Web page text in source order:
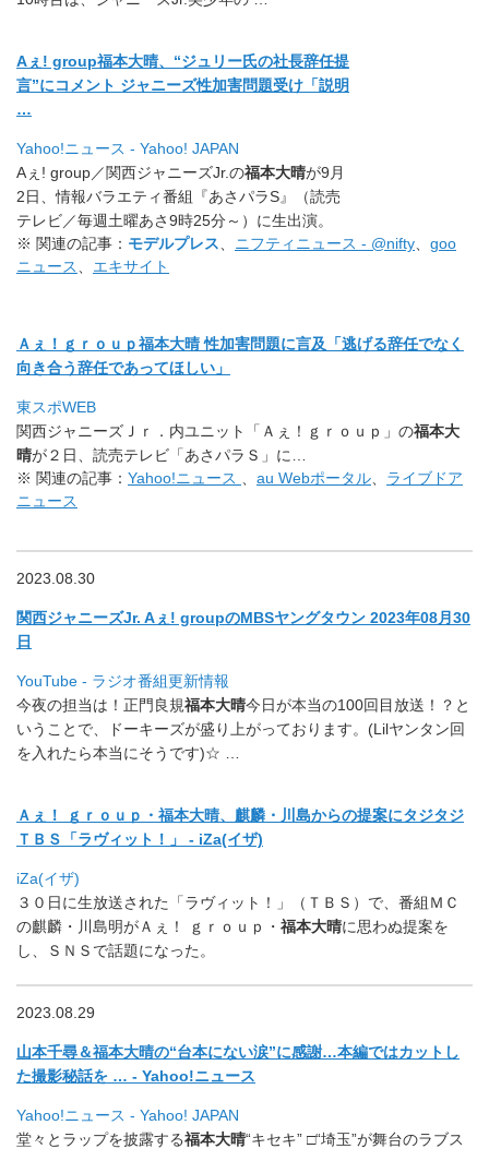
Aぇ! group福本大晴、“ジュリー氏の社長辞任提
言”にコメント ジャニーズ性加害問題受け「説明
…
Yahoo!ニュース - Yahoo! JAPAN
Aぇ! group／関西ジャニーズJr.の福本大晴が9月
2日、情報バラエティ番組『あさパラS』（読売
テレビ／毎週土曜あさ9時25分～）に生出演。
※ 関連の記事： モデルプレス、 ニフティニュース - @nifty、 goo
ニュース、 エキサイト
Ａぇ！ｇｒｏｕｐ福本大晴 性加害問題に言及「逃げる辞任でなく
向き合う辞任であってほしい」
東スポWEB
関西ジャニーズＪｒ．内ユニット「Ａぇ！ｇｒｏｕｐ」の福本大
晴が２日、読売テレビ「あさパラＳ」に…
※ 関連の記事： Yahoo!ニュース 、 au Webポータル、 ライブドア
ニュース
2023.08.30
関西ジャニーズJr. Aぇ! groupのMBSヤングタウン 2023年08月30
日
YouTube - ラジオ番組更新情報
今夜の担当は！正門良規福本大晴今日が本当の100回目放送！？ と
いうことで、ドーキーズが盛り上がっております。(Lilヤンタン回
を入れたら本当にそうです)☆ …
Ａぇ！ ｇｒｏｕｐ・福本大晴、麒麟・川島からの提案にタジタジ
ＴＢＳ「ラヴィット！」 - iZa(イザ)
iZa(イザ)
３０日に生放送された「ラヴィット！」（ＴＢＳ）で、 番組ＭＣ
の麒麟・川島明がＡぇ！ ｇｒｏｕｐ・ 福本大晴に思わぬ提案を
し、ＳＮＳで話題になった。
2023.08.29
山本千尋＆福本大晴の“台本にない涙”に感謝…本編ではカットし
た撮影秘話を … - Yahoo!ニュース
Yahoo!ニュース - Yahoo! JAPAN
堂々とラップを披露する福本大晴“キセキ” □“埼玉”が舞台のラブス